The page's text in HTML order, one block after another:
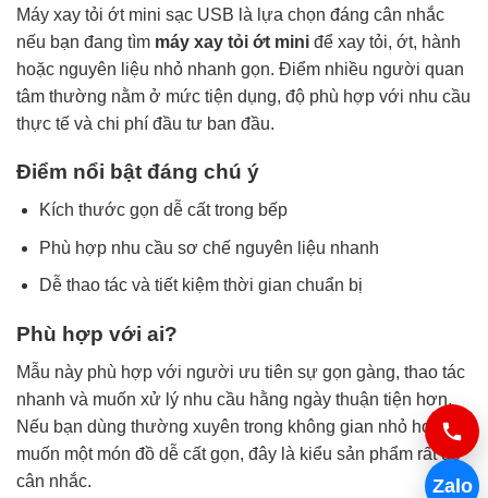
Máy xay tỏi ớt mini sạc USB là lựa chọn đáng cân nhắc
nếu bạn đang tìm máy xay tỏi ớt mini để xay tỏi, ớt, hành
hoặc nguyên liệu nhỏ nhanh gọn. Điểm nhiều người quan
tâm thường nằm ở mức tiện dụng, độ phù hợp với nhu cầu
thực tế và chi phí đầu tư ban đầu.
Điểm nổi bật đáng chú ý
Kích thước gọn dễ cất trong bếp
Phù hợp nhu cầu sơ chế nguyên liệu nhanh
Dễ thao tác và tiết kiệm thời gian chuẩn bị
Phù hợp với ai?
Mẫu này phù hợp với người ưu tiên sự gọn gàng, thao tác
nhanh và muốn xử lý nhu cầu hằng ngày thuận tiện hơn.
Nếu bạn dùng thường xuyên trong không gian nhỏ hoặc
muốn một món đồ dễ cất gọn, đây là kiểu sản phẩm rất dễ
cân nhắc.
Zalo